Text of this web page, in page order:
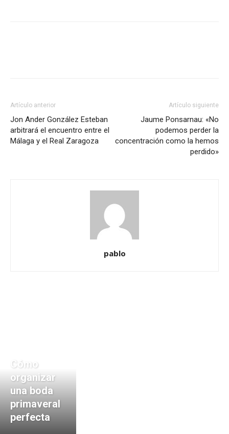
Artículo anterior
Jon Ander González Esteban
arbitrará el encuentro entre el
Málaga y el Real Zaragoza
Artículo siguiente
Jaume Ponsarnau: «No
podemos perder la
concentración como la hemos
perdido»
pablo
Cómo
organizar
una boda
primaveral
perfecta